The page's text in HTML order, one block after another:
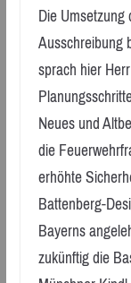
Die
Ausschreibung
sprach hier
Neues und
die
erhöhte
Battenberg-
Bayerns
zukünftig die